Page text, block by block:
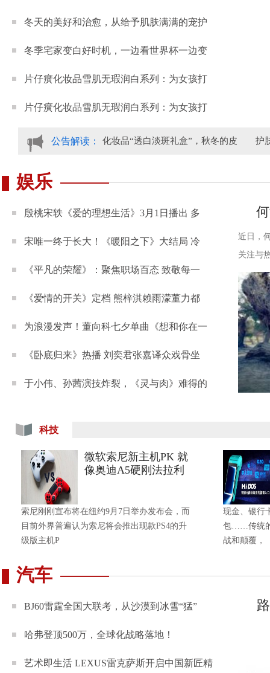
冬天的美好和治愈，从给予肌肤满满的宠护
冬季宅家变白好时机，一边看世界杯一边变
片仔癀化妆品雪肌无瑕润白系列：为女孩打
片仔癀化妆品雪肌无瑕润白系列：为女孩打
公告解读：
粹滋养） 片仔癀化妆品“透白淡斑礼盒”，秋冬的皮 护肤
娱乐
殷桃宋轶《爱的理想生活》3月1日播出 多
宋唯一终于长大！《暖阳之下》大结局 冷
《平凡的荣耀》：聚焦职场百态 致敬每一
《爱情的开关》定档 熊梓淇赖雨濛董力都
为浪漫发声！董向科七夕单曲《想和你在一
《卧底归来》热播 刘奕君张嘉译众戏骨坐
于小伟、孙茜演技炸裂，《灵与肉》难得的
近日，
关注与
科技
微软索尼新主机PK 就
像奥迪A5硬刚法拉利
索尼刚刚宣布将在纽约9月7日举办发布会，而
目前外界普遍认为索尼将会推出现款PS4的升
级版主机P
现金、银行
包……传统的
战和颠覆，
汽车
BJ60雷霆全国大联考，从沙漠到冰雪“猛”
哈弗登顶500万，全球化战略落地！
艺术即生活 LEXUS雷克萨斯开启中国新匠精